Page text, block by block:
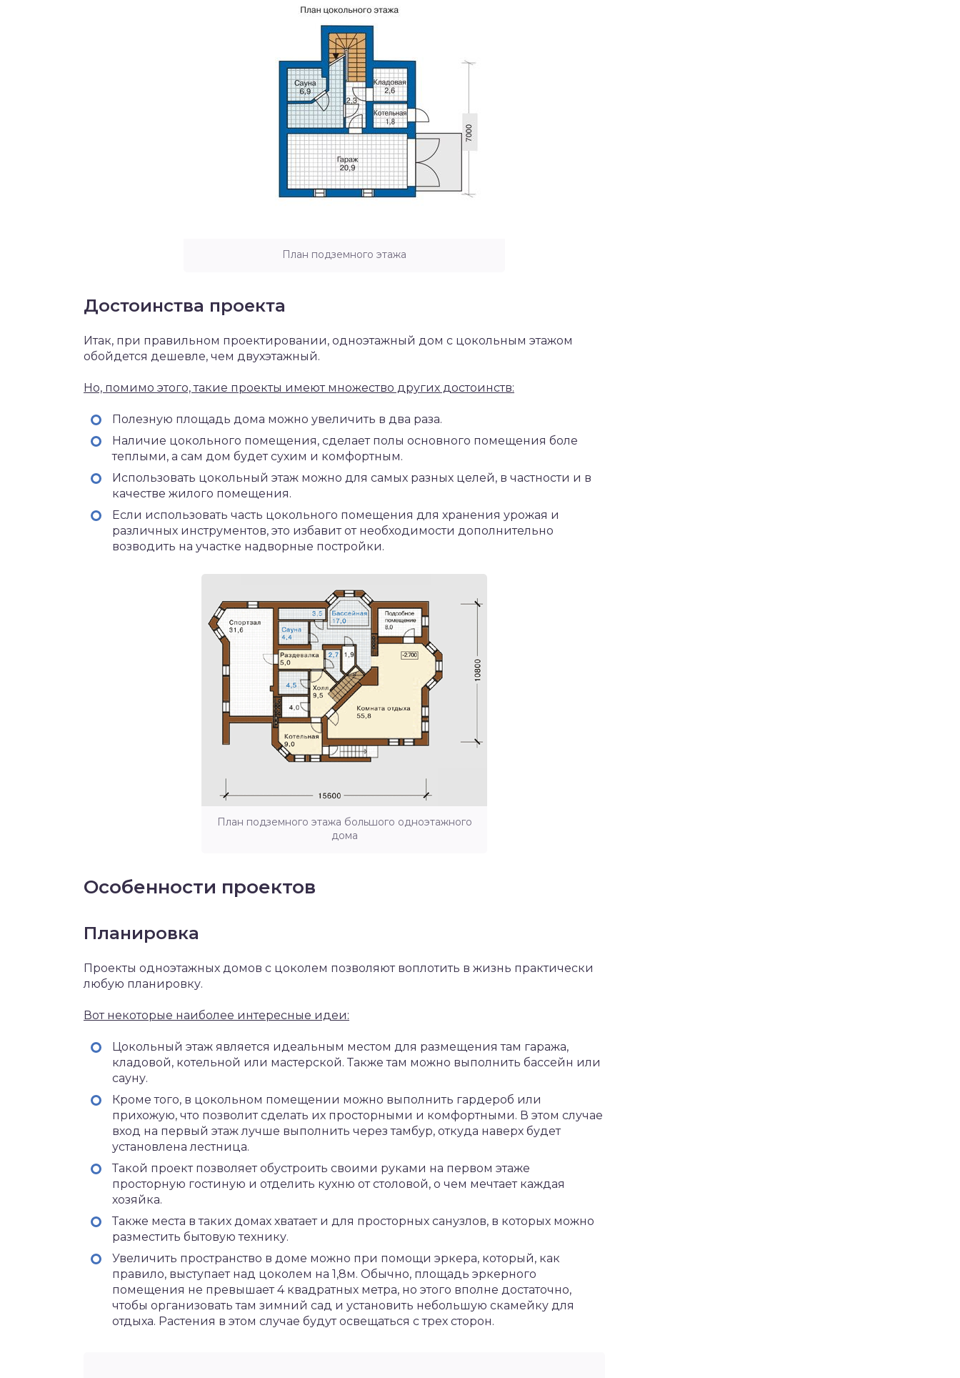
План подземного этажа
Достоинства проекта
Итак, при правильном проектировании, одноэтажный дом с цокольным этажом
обойдется дешевле, чем двухэтажный.
Но, помимо этого, такие проекты имеют множество других достоинств:
Полезную площадь дома можно увеличить в два раза.
Наличие цокольного помещения, сделает полы основного помещения боле
теплыми, а сам дом будет сухим и комфортным.
Использовать цокольный этаж можно для самых разных целей, в частности и в
качестве жилого помещения.
Если использовать часть цокольного помещения для хранения урожая и
различных инструментов, это избавит от необходимости дополнительно
возводить на участке надворные постройки.
План подземного этажа большого одноэтажного
дома
Особенности проектов
Планировка
Проекты одноэтажных домов с цоколем позволяют воплотить в жизнь практически
любую планировку.
Вот некоторые наиболее интересные идеи:
Цокольный этаж является идеальным местом для размещения там гаража,
кладовой, котельной или мастерской. Также там можно выполнить бассейн или
сауну.
Кроме того, в цокольном помещении можно выполнить гардероб или
прихожую, что позволит сделать их просторными и комфортными. В этом случае
вход на первый этаж лучше выполнить через тамбур, откуда наверх будет
установлена лестница.
Такой проект позволяет обустроить своими руками на первом этаже
просторную гостиную и отделить кухню от столовой, о чем мечтает каждая
хозяйка.
Также места в таких домах хватает и для просторных санузлов, в которых можно
разместить бытовую технику.
Увеличить пространство в доме можно при помощи эркера, который, как
правило, выступает над цоколем на 1,8м. Обычно, площадь эркерного
помещения не превышает 4 квадратных метра, но этого вполне достаточно,
чтобы организовать там зимний сад и установить небольшую скамейку для
отдыха. Растения в этом случае будут освещаться с трех сторон.